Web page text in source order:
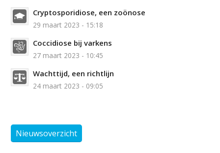
Cryptosporidiose, een zoönose
29 maart 2023 - 15:18
Coccidiose bij varkens
27 maart 2023 - 10:45
Wachttijd, een richtlijn
24 maart 2023 - 09:05
Nieuwsoverzicht